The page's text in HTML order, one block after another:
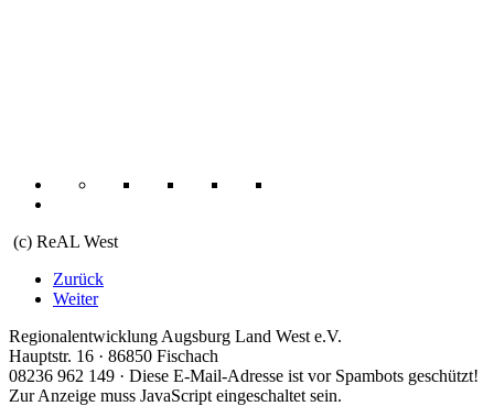
(c) ReAL West
Zurück
Weiter
Regionalentwicklung Augsburg Land West e.V.
Hauptstr. 16 · 86850 Fischach
08236 962 149 · Diese E-Mail-Adresse ist vor Spambots geschützt!
Zur Anzeige muss JavaScript eingeschaltet sein.